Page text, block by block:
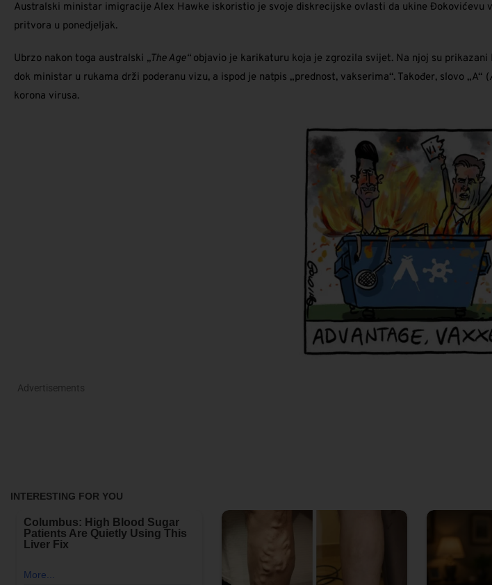
Australski ministar imigracije Alex Hawke iskoristio je svoje diskrecijske ovlasti da ukine
pritvora u ponedjeljak.
Ubrzo nakon toga australski „The Age“objavio je karikaturu koja je zgrozila svijet. Na njoj su
dok ministar u rukama drži poderanu vizu, a ispod je natpis „prednost, vakserima“. Također, slovo „A“ (
korona virusa.
Advertisements